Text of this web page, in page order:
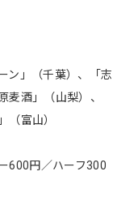
ン」（千葉）、「志
麦酒」（山梨）、
（富山）
600円／ハーフ300